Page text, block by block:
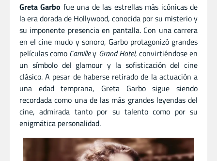
Greta Garbo fue una de las estrellas más icónicas de
la era dorada de Hollywood, conocida por su misterio y
su imponente presencia en pantalla. Con una carrera
en el cine mudo y sonoro, Garbo protagonizó grandes
películas como Camilley Grand Hotel, convirtiéndose en
un símbolo del glamour y la sofisticación del cine
clásico. A pesar de haberse retirado de la actuación a
una edad temprana, Greta Garbo sigue siendo
recordada como una de las más grandes leyendas del
cine, admirada tanto por su talento como por su
enigmática personalidad.